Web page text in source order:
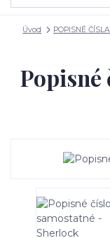
Úvod POPISNÉ ČÍSLA
Popisné